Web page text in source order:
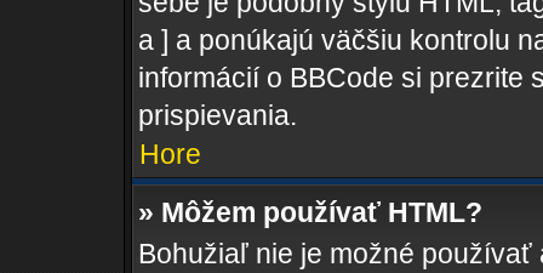
a ] a ponúkajú väčšiu kontrolu
informácií o BBCode si prezrite
prispievania.
Hore
» Môžem používať HTML?
Bohužiaľ nie je možné